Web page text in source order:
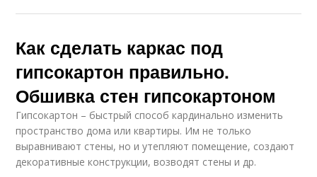
Как сделать каркас под
гипсокартон правильно.
Обшивка стен гипсокартоном
Гипсокартон – быстрый способ кардинально изменить
пространство дома или квартиры. Им не только
выравнивают стены, но и утепляют помещение, создают
декоративные конструкции, возводят стены и др.